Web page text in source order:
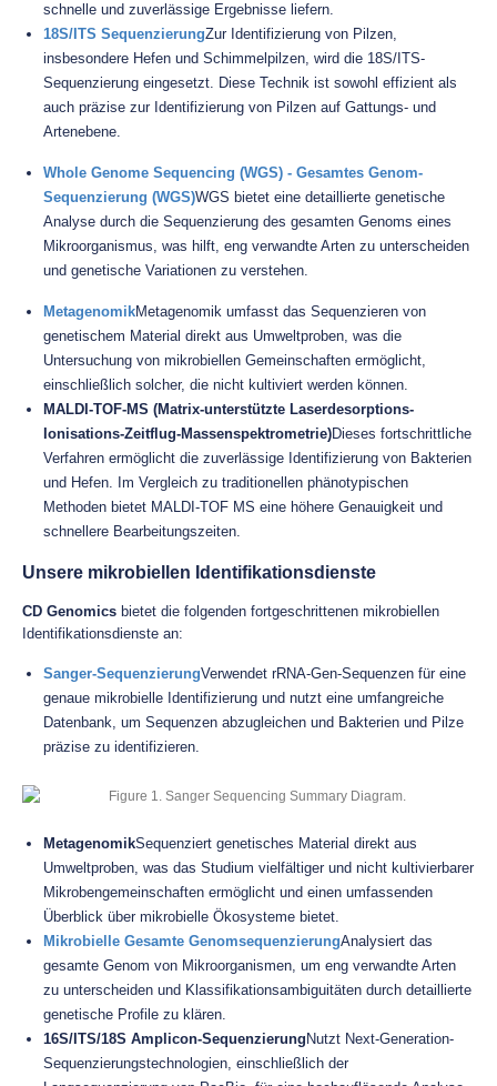
schnelle und zuverlässige Ergebnisse liefern.
18S/ITS SequenzierungZur Identifizierung von Pilzen,
insbesondere Hefen und Schimmelpilzen, wird die 18S/ITS-
Sequenzierung eingesetzt. Diese Technik ist sowohl effizient als
auch präzise zur Identifizierung von Pilzen auf Gattungs- und
Artenebene.
Whole Genome Sequencing (WGS) - Gesamtes Genom-
Sequenzierung (WGS)WGS bietet eine detaillierte genetische
Analyse durch die Sequenzierung des gesamten Genoms eines
Mikroorganismus, was hilft, eng verwandte Arten zu unterscheiden
und genetische Variationen zu verstehen.
MetagenomikMetagenomik umfasst das Sequenzieren von
genetischem Material direkt aus Umweltproben, was die
Untersuchung von mikrobiellen Gemeinschaften ermöglicht,
einschließlich solcher, die nicht kultiviert werden können.
MALDI-TOF-MS (Matrix-unterstützte Laserdesorptions-
Ionisations-Zeitflug-Massenspektrometrie)Dieses fortschrittliche
Verfahren ermöglicht die zuverlässige Identifizierung von Bakterien
und Hefen. Im Vergleich zu traditionellen phänotypischen
Methoden bietet MALDI-TOF MS eine höhere Genauigkeit und
schnellere Bearbeitungszeiten.
Unsere mikrobiellen Identifikationsdienste
CD Genomics bietet die folgenden fortgeschrittenen mikrobiellen
Identifikationsdienste an:
Sanger-SequenzierungVerwendet rRNA-Gen-Sequenzen für eine
genaue mikrobielle Identifizierung und nutzt eine umfangreiche
Datenbank, um Sequenzen abzugleichen und Bakterien und Pilze
präzise zu identifizieren.
MetagenomikSequenziert genetisches Material direkt aus
Umweltproben, was das Studium vielfältiger und nicht kultivierbarer
Mikrobengemeinschaften ermöglicht und einen umfassenden
Überblick über mikrobielle Ökosysteme bietet.
Mikrobielle Gesamte GenomsequenzierungAnalysiert das
gesamte Genom von Mikroorganismen, um eng verwandte Arten
zu unterscheiden und Klassifikationsambiguitäten durch detaillierte
genetische Profile zu klären.
16S/ITS/18S Amplicon-Sequenzierung Nutzt Next-Generation-
Sequenzierungstechnologien, einschließlich der